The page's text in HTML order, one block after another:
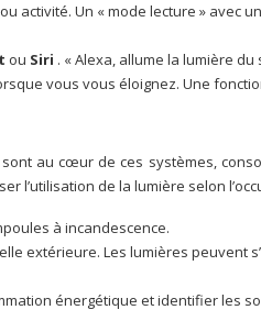
Un « mode lecture » avec
ou Siri . « Alexa, allume la lumière
vous vous éloignez. Une
au cœur de ces systèmes,
l’utilisation de la lumière selon
à incandescence.
extérieure. Les lumières peuvent
énergétique et identifier les